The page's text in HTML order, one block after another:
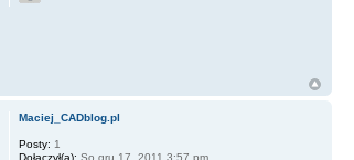
Maciej_CADblog.pl
Posty: 1
Dołączył(a): So gru 17, 2011 3:57 pm